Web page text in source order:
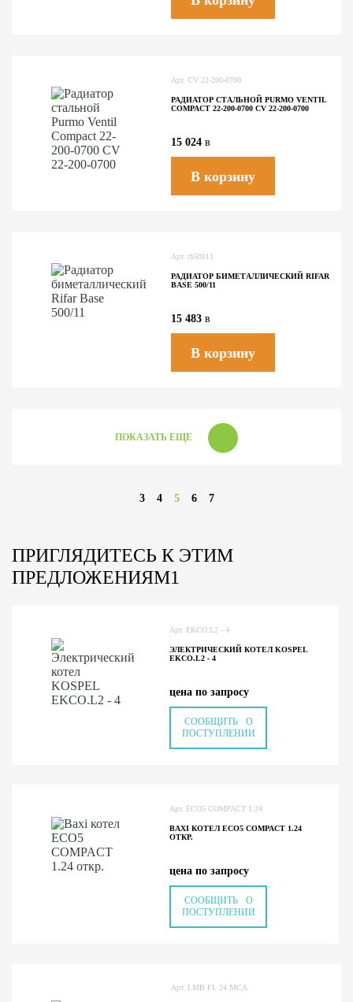
Арт. CV 22-200-0700
РАДИАТОР СТАЛЬНОЙ PURMO VENTIL
COMPACT 22-200-0700 CV 22-200-0700
15 024 в
В корзину
Арт. rb50011
РАДИАТОР БИМЕТАЛЛИЧЕСКИЙ RIFAR
BASE 500/11
15 483 в
В корзину
ПОКАЗАТЬ ЕЩЕ
3 4 5 6 7
ПРИГЛЯДИТЕСЬ К ЭТИМ
ПРЕДЛОЖЕНИЯМ1
Арт. EKCO.L2 - 4
ЭЛЕКТРИЧЕСКИЙ КОТЕЛ KOSPEL
EKCO.L2 - 4
цена по запросу
СООБЩИТЬ О
ПОСТУПЛЕНИИ
Арт. ECO5 COMPACT 1.24
BAXI КОТЕЛ ECO5 COMPACT 1.24
ОТКР.
цена по запросу
СООБЩИТЬ О
ПОСТУПЛЕНИИ
Арт. LMB FL 24 MCA